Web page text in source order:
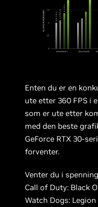
Enten du er en
ute etter 360 FPS i
som er ute etter
med den beste
GeForce RTX 30-
forventer.
Venter du i
Call of Duty: Black
Watch Dogs: